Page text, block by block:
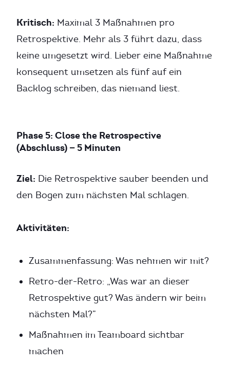
Kritisch: Maximal 3 Maßnahmen pro
Retrospektive. Mehr als 3 führt dazu, dass
keine umgesetzt wird. Lieber eine Maßnahme
konsequent umsetzen als fünf auf ein
Backlog schreiben, das niemand liest.
Phase 5: Close the Retrospective
(Abschluss) — 5 Minuten
Ziel: Die Retrospektive sauber beenden und
den Bogen zum nächsten Mal schlagen.
Aktivitäten:
Zusammenfassung: Was nehmen wir mit?
Retro-der-Retro: „Was war an dieser
Retrospektive gut? Was ändern wir beim
nächsten Mal?”
Maßnahmen im Teamboard sichtbar
machen